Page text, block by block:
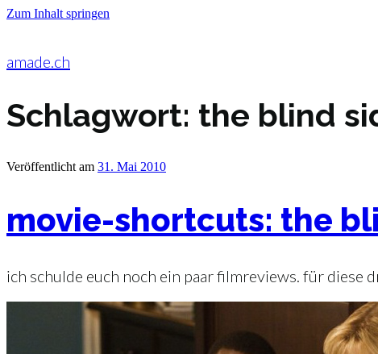
Zum Inhalt springen
amade.ch
Schlagwort: the blind
Veröffentlicht am 31. Mai 2010
movie-shortcuts: the
ich schulde euch noch ein paar filmreviews. für diese